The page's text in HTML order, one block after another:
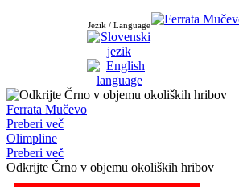
Jezik / Language
Ferrata Mučevo
Preberi več
Olimpline
Preberi več
Odkrijte Črno v objemu okoliških hribov